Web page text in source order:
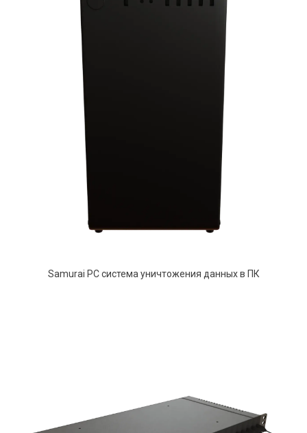
Samurai PC система уничтожения данных в ПК